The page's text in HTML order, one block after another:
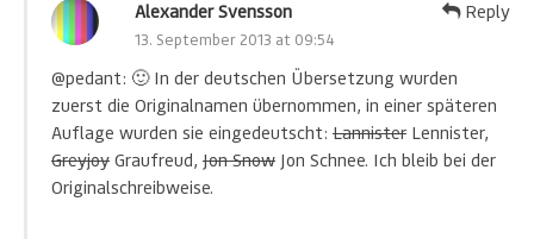
Alexander Svensson
13. September 2013 at 09:54
@pedant: 🙂 In der deutschen Übersetzung wurden
zuerst die Originalnamen übernommen, in einer späteren
Auflage wurden sie eingedeutscht: Lannister Lennister,
Greyjoy Graufreud, Jon Snow Jon Schnee. Ich bleib bei der
Originalschreibweise.
Reply